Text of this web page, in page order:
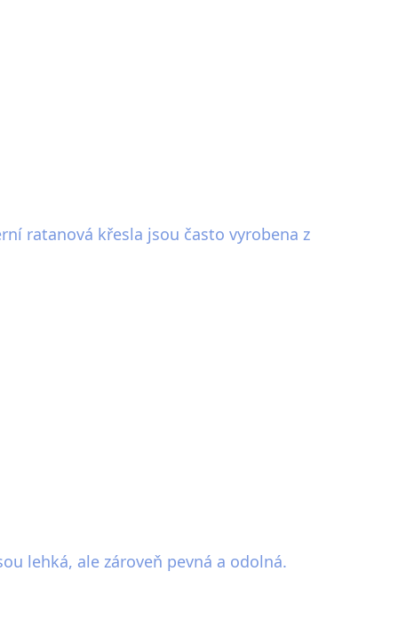
ratanová křesla jsou často vyrobena z
lehká, ale zároveň pevná a odolná.